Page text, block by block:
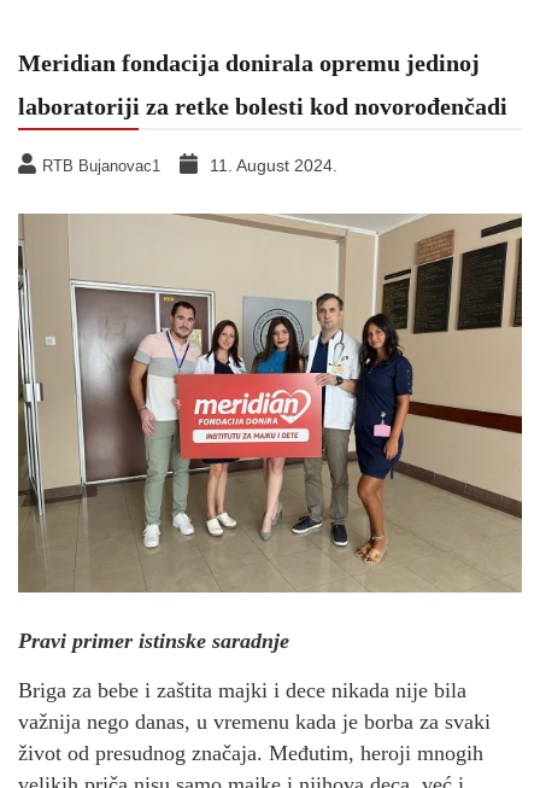
Meridian fondacija donirala opremu jedinoj
laboratoriji za retke bolesti kod novorođenčadi
RTB Bujanovac1 11. August 2024.
Pravi primer istinske saradnje
Briga za bebe i zaštita majki i dece nikada nije bila
važnija nego danas, u vremenu kada je borba za svaki
život od presudnog značaja. Međutim, heroji mnogih